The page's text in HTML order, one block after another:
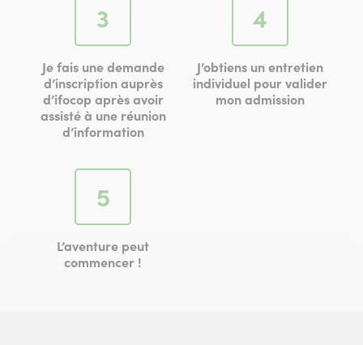
Étape
3
Je fais une demande
d’inscription auprès
d’ifocop après avoir
assisté à une réunion
d’information
Étape
4
J’obtiens un entretien
individuel pour valider
mon admission
Étape
5
L’aventure peut
commencer !